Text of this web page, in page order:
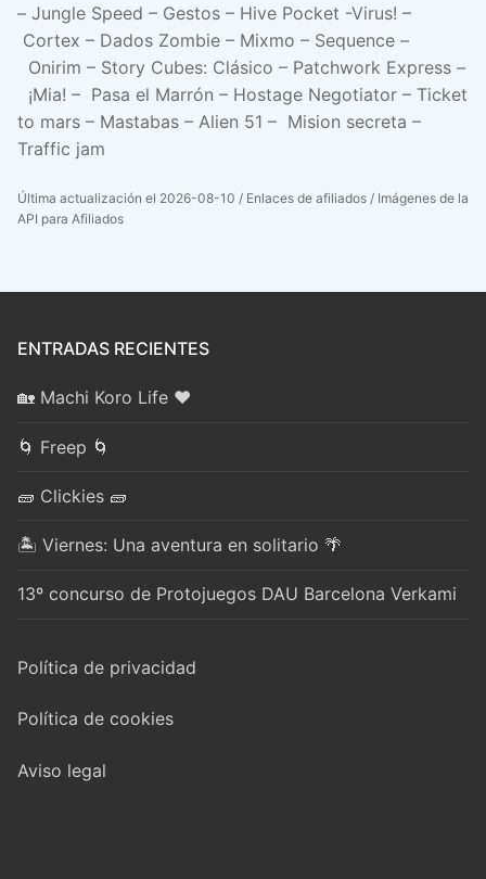
– Jungle Speed – Gestos – Hive Pocket -Virus! –
Cortex – Dados Zombie – Mixmo – Sequence –
Onirim – Story Cubes: Clásico – Patchwork Express –
¡Mia! – Pasa el Marrón – Hostage Negotiator – Ticket
to mars – Mastabas – Alien 51 – Mision secreta –
Traffic jam
Última actualización el 2026-08-10 / Enlaces de afiliados / Imágenes de la
API para Afiliados
ENTRADAS RECIENTES
🏡 Machi Koro Life ❤️
🌀 Freep 🌀
🧱 Clickies 🧱
🏝️ Viernes: Una aventura en solitario 🌴
13º concurso de Protojuegos DAU Barcelona Verkami
Política de privacidad
Política de cookies
Aviso legal